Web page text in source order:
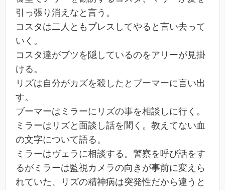
引っ張り消えなと言う。
コスタは二人ともプレスしてやると言い去って
いく。
コスタ達がブツを隠しているのをアリーが見掛
ける。
リズは自分がカズを殺したとブーマーに言い出
す。
ブーマーはミラーにリズの事を相談しに行く。
ミラーはリズと面談し話を聞く。教えてない血
の文字について語る。
ミラーはヴェラに相談する。警察を呼び話をす
るがミラーは監視カメラの向きが事前に変えら
れていた、リズの精神病は突発性だから違うと